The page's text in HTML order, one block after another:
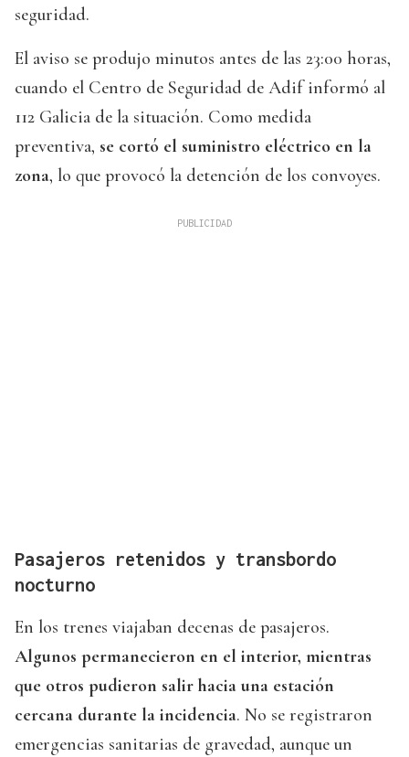
seguridad.
El aviso se produjo minutos antes de las 23:00 horas,
cuando el Centro de Seguridad de Adif informó al
112 Galicia de la situación. Como medida
preventiva, se cortó el suministro eléctrico en la
zona, lo que provocó la detención de los convoyes.
Pasajeros retenidos y transbordo
nocturno
En los trenes viajaban decenas de pasajeros.
Algunos permanecieron en el interior, mientras
que otros pudieron salir hacia una estación
cercana durante la incidencia. No se registraron
emergencias sanitarias de gravedad, aunque un